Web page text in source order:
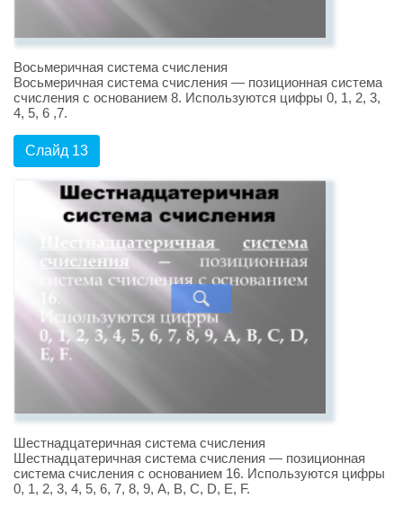
Восьмеричная система счисления
Восьмеричная система счисления — позиционная система
счисления с основанием 8. Используются цифры 0, 1, 2, 3,
4, 5, 6 ,7.
Слайд 13
Шестнадцатеричная система счисления
Шестнадцатеричная система счисления — позиционная
система счисления с основанием 16. Используются цифры
0, 1, 2, 3, 4, 5, 6, 7, 8, 9, A, B, C, D, E, F.